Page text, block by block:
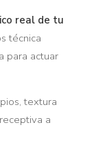
real de tu
técnica
para actuar
textura
a